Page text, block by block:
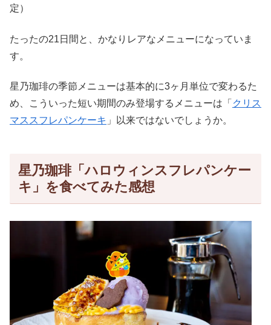
定）
たったの21日間と、かなりレアなメニューになっていま
す。
星乃珈琲の季節メニューは基本的に3ヶ月単位で変わるた
め、こういった短い期間のみ登場するメニューは「 クリス
マススフレパンケーキ 」以来ではないでしょうか。
星乃珈琲「ハロウィンスフレパンケー
キ」を食べてみた感想